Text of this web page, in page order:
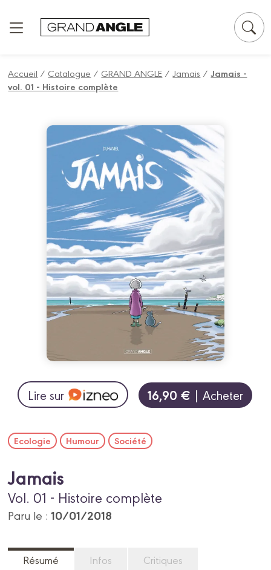
Accueil / Catalogue / GRAND ANGLE /Jamais /Jamais -
vol. 01 - Histoire complète
Lire sur 16,90 € | Acheter
Ecologie Humour Société
Jamais
Vol. 01 - Histoire complète
Paru le :10/01/2018
Résumé Infos Critiques